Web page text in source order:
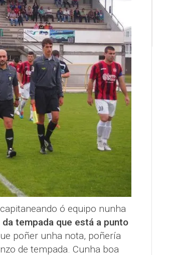
ó equipo nunha
da tempada que está a punto
poñer unha nota, poñería
de tempada. Cunha boa